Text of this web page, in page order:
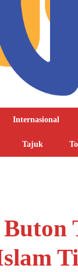
Internasional
Tajuk